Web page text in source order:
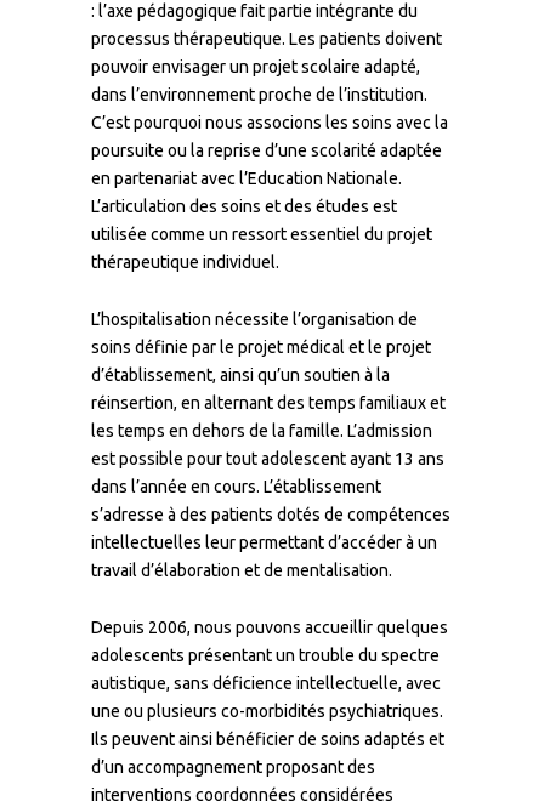
: l’axe pédagogique fait partie intégrante du
processus thérapeutique. Les patients doivent
pouvoir envisager un projet scolaire adapté,
dans l’environnement proche de l’institution.
C’est pourquoi nous associons les soins avec la
poursuite ou la reprise d’une scolarité adaptée
en partenariat avec l’Education Nationale.
L’articulation des soins et des études est
utilisée comme un ressort essentiel du projet
thérapeutique individuel.
L’hospitalisation nécessite l’organisation de
soins définie par le projet médical et le projet
d’établissement, ainsi qu’un soutien à la
réinsertion, en alternant des temps familiaux et
les temps en dehors de la famille. L’admission
est possible pour tout adolescent ayant 13 ans
dans l’année en cours. L’établissement
s’adresse à des patients dotés de compétences
intellectuelles leur permettant d’accéder à un
travail d’élaboration et de mentalisation.
Depuis 2006, nous pouvons accueillir quelques
adolescents présentant un trouble du spectre
autistique, sans déficience intellectuelle, avec
une ou plusieurs co-morbidités psychiatriques.
Ils peuvent ainsi bénéficier de soins adaptés et
d’un accompagnement proposant des
interventions coordonnées considérées